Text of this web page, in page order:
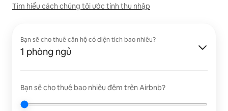
Tìm hiểu cách chúng tôi ước tính thu nhập
Bạn sẽ cho thuê căn hộ có diện tích bao nhiêu?
1 phòng ngủ
Bạn sẽ cho thuê bao nhiêu đêm trên Airbnb?